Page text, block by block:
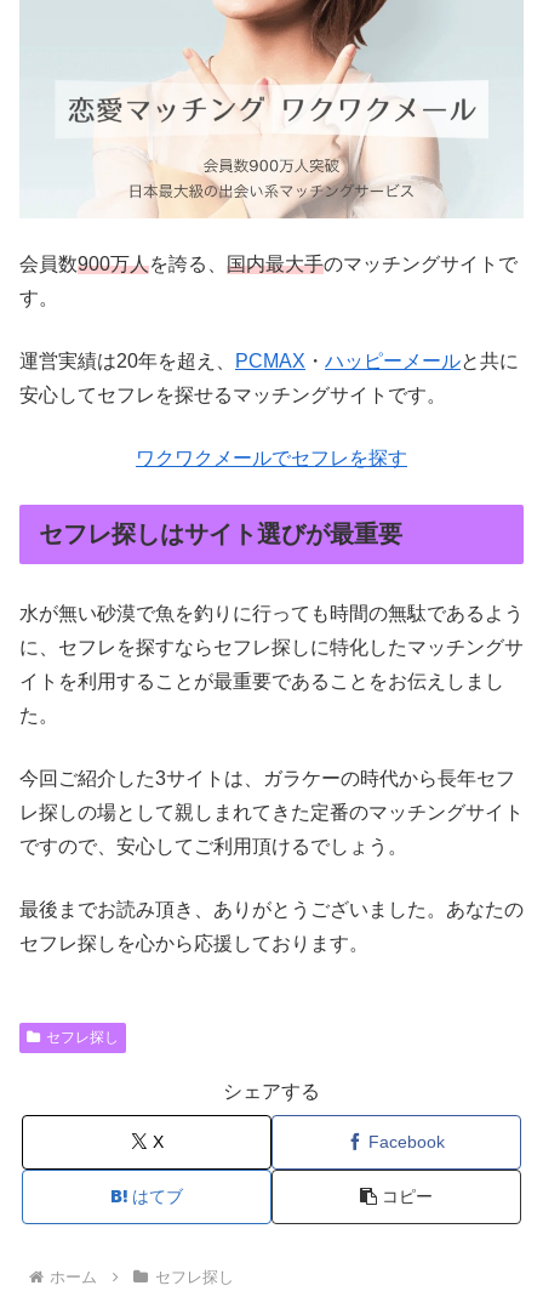
会員数900万人を誇る、 国内最大手のマッチングサイトで
す。
運営実績は20年を超え、 PCMAX ・ ハッピーメールと共に
安心してセフレを探せるマッチングサイトです。
ワクワクメールでセフレを探す
セフレ探しはサイト選びが最重要
水が無い砂漠で魚を釣りに行っても時間の無駄であるよう
に、セフレを探すならセフレ探しに特化したマッチングサ
イトを利用することが最重要であることをお伝えしまし
た。
今回ご紹介した3サイトは、ガラケーの時代から長年セフ
レ探しの場として親しまれてきた定番のマッチングサイト
ですので、安心してご利用頂けるでしょう。
最後までお読み頂き、ありがとうございました。あなたの
セフレ探しを心から応援しております。
セフレ探し
シェアする
X Facebook
はてブ コピー
ホーム セフレ探し